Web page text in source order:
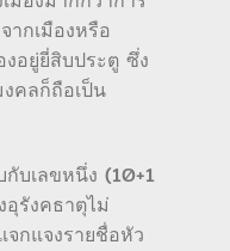
ากเมืองหรือ
อยู่ยี่สิบประตู ซึ่ง
คลก็ถือเป็น
บเลขหนึ่ง (10+1
รังคธาตุไม่
กแจงรายชื่อหัว